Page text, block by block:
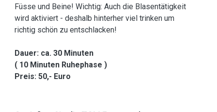
Füsse und Beine! Wichtig: Auch die Blasentätigkeit
wird aktiviert - deshalb hinterher viel trinken um
richtig schön zu entschlacken!
Dauer: ca. 30 Minuten
( 10 Minuten Ruhephase )
Preis: 50,- Euro